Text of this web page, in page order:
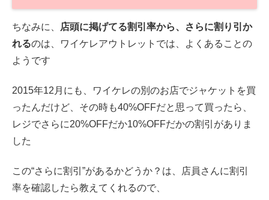
ちなみに、
店頭に掲げてる割引率から、さらに割り引か
れるのは、ワイケレアウトレットでは、よくあることの
ようです
2015年12月にも、ワイケレの別のお店でジャケットを買
ったんだけど、その時も40%OFFだと思って買ったら、
レジでさらに20%OFFだか10%OFFだかの割引がありま
した
この“さらに割引”があるかどうか？は、店員さんに割引
率を確認したら教えてくれるので、